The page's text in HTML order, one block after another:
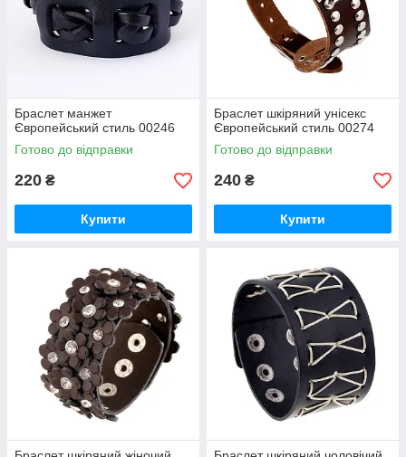
Браслет манжет
Європейський стиль 00246
Готово до відправки
220 ₴
Купити
Браслет шкіряний унісекс
Європейський стиль 00274
Готово до відправки
240 ₴
Купити